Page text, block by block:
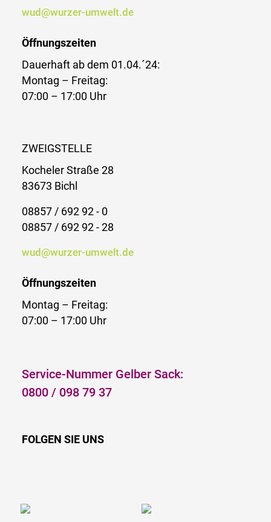
wud@wurzer-umwelt.de
Öffnungszeiten
Dauerhaft ab dem 01.04.´24:
Montag – Freitag:
07:00 – 17:00 Uhr
ZWEIGSTELLE
Kocheler Straße 28
83673 Bichl
08857 / 692 92 - 0
08857 / 692 92 - 28
wud@wurzer-umwelt.de
Öffnungszeiten
Montag – Freitag:
07:00 – 17:00 Uhr
Service-Nummer Gelber Sack:
0800 / 098 79 37
FOLGEN SIE UNS